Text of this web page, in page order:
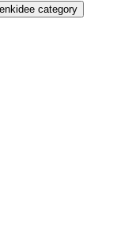
category